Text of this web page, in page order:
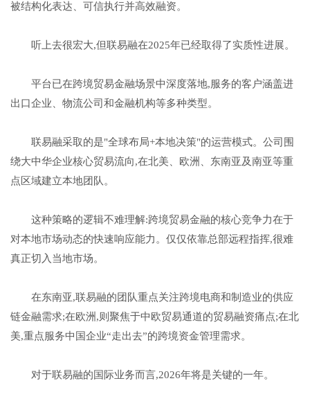
被结构化表达、可信执行并高效融资。
听上去很宏大,但联易融在2025年已经取得了实质性进展。
平台已在跨境贸易金融场景中深度落地,服务的客户涵盖进
出口企业、物流公司和金融机构等多种类型。
联易融采取的是"全球布局+本地决策"的运营模式。公司围
绕大中华企业核心贸易流向,在北美、欧洲、东南亚及南亚等重
点区域建立本地团队。
这种策略的逻辑不难理解:跨境贸易金融的核心竞争力在于
对本地市场动态的快速响应能力。仅仅依靠总部远程指挥,很难
真正切入当地市场。
在东南亚,联易融的团队重点关注跨境电商和制造业的供应
链金融需求;在欧洲,则聚焦于中欧贸易通道的贸易融资痛点;在北
美,重点服务中国企业“走出去”的跨境资金管理需求。
对于联易融的国际业务而言,2026年将是关键的一年。